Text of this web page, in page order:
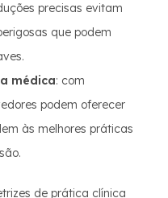
precisas evitam
que podem
médica: com
podem oferecer
às melhores práticas
de prática clínica